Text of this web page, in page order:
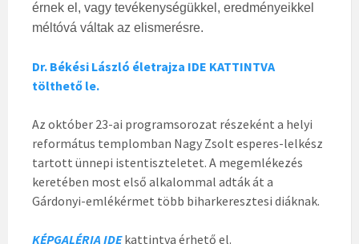
érnek el, vagy tevékenységükkel, eredményeikkel
méltóvá váltak az elismerésre.
Dr. Békési László életrajza IDE KATTINTVA
tölthető le.
Az október 23-ai programsorozat részeként a helyi
református templomban Nagy Zsolt esperes-lelkész
tartott ünnepi istentiszteletet. A megemlékezés
keretében most első alkalommal adták át a
Gárdonyi-emlékérmet több biharkeresztesi diáknak.
KÉPGALÉRIA IDEkattintva érhető el.